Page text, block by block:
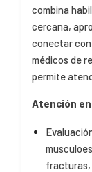
combina
cercana,
conectar
médicos de
permite
Atención
fracturas,